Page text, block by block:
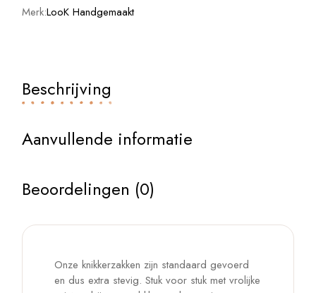
Merk:LooK Handgemaakt
Beschrijving
Aanvullende informatie
Beoordelingen (0)
Onze knikkerzakken zijn standaard gevoerd
en dus extra stevig. Stuk voor stuk met vrolijke